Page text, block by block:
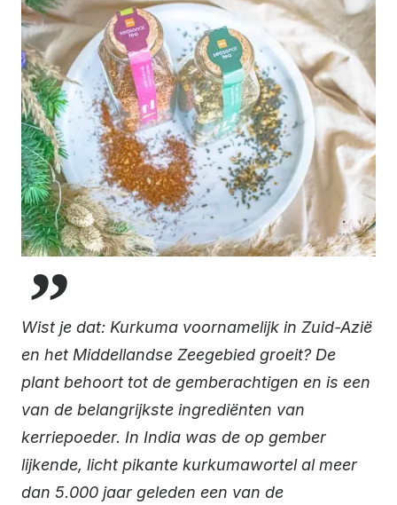
Wist je dat: Kurkuma voornamelijk in Zuid-Azië
en het Middellandse Zeegebied groeit? De
plant behoort tot de gemberachtigen en is een
van de belangrijkste ingrediënten van
kerriepoeder. In India was de op gember
lijkende, licht pikante kurkumawortel al meer
dan 5.000 jaar geleden een van de